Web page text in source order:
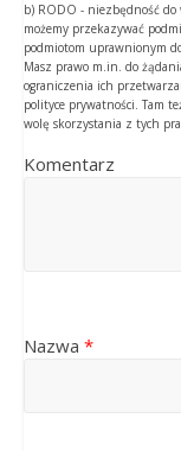
b) RODO - niezbędność
możemy przekazywać
podmiotom uprawnionym
Masz prawo m.in. do
ograniczenia ich
polityce prywatności. Tam
wolę skorzystania z tych
Komentarz
Nazwa *